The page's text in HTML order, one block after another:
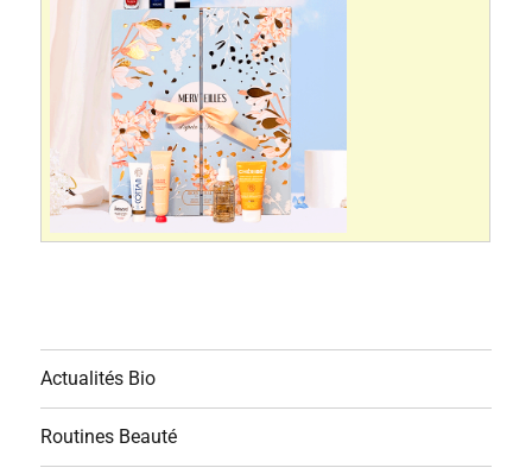
Actualités Bio
Routines Beauté